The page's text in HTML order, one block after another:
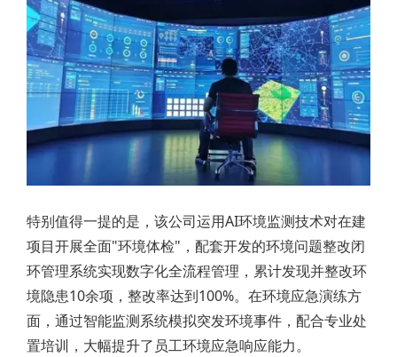
特别值得一提的是，该公司运用AI环境监测技术对在建
项目开展全面"环境体检"，配套开发的环境问题整改闭
环管理系统实现数字化全流程管理，累计发现并整改环
境隐患10余项，整改率达到100%。在环境应急演练方
面，通过智能监测系统模拟突发环境事件，配合专业处
置培训，大幅提升了员工环境应急响应能力。